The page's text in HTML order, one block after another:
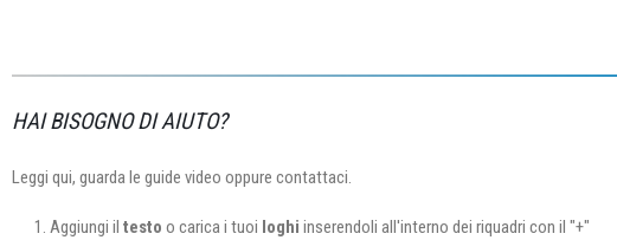
HAI BISOGNO DI AIUTO?
Leggi qui, guarda le guide video oppure contattaci.
Aggiungi il testo o carica i tuoi loghi inserendoli all'interno dei riquadri con il "+"